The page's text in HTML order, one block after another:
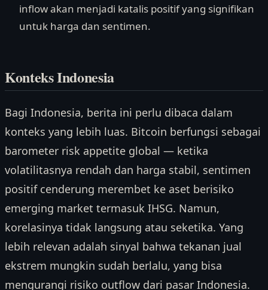
inflow akan menjadi katalis positif yang signifikan
untuk harga dan sentimen.
Konteks Indonesia
Bagi Indonesia, berita ini perlu dibaca dalam
konteks yang lebih luas. Bitcoin berfungsi sebagai
barometer risk appetite global — ketika
volatilitasnya rendah dan harga stabil, sentimen
positif cenderung merembet ke aset berisiko
emerging market termasuk IHSG. Namun,
korelasinya tidak langsung atau seketika. Yang
lebih relevan adalah sinyal bahwa tekanan jual
ekstrem mungkin sudah berlalu, yang bisa
mengurangi risiko outflow dari pasar Indonesia.